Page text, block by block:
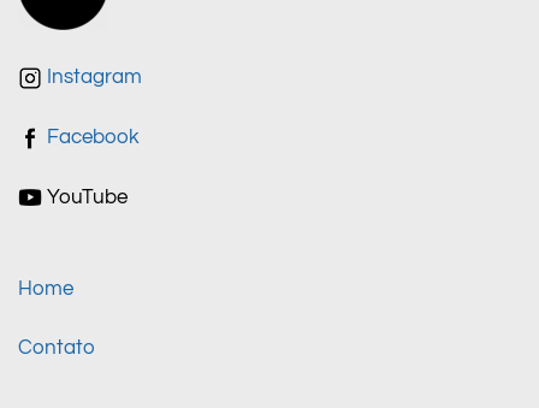
Instagram
Facebook
YouTube
Home
Contato